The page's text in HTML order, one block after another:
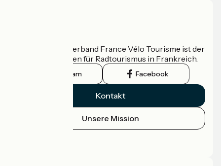
Der nationale Verband France Vélo Tourisme ist der
offizielle Leitfaden für Radtourismus in Frankreich.
Instagram Facebook
Kontakt
Unsere Mission